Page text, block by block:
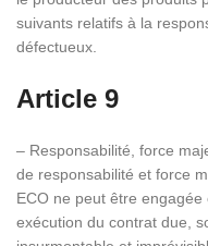
suivants relatifs à la
défectueux.
Article 9
– Responsabilité, force
de responsabilité et force
ECO ne peut être engagée
exécution du contrat due,